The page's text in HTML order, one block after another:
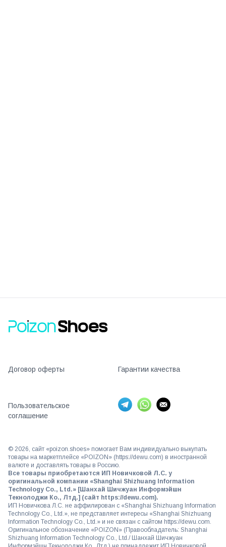
Договор оферты Гарантии качества
Пользовательское
соглашение
© 2026, сайт «poizon.shoes» помогает Вам индивидуально выкупать
товары на маркетплейсе «POIZON» (https://dewu.com) в иностранной
валюте и доставлять товары в Россию.
Все товары приобретаются ИП Новичковой Л.С. у
оригинальной компании «Shanghai Shizhuang Information
Technology Co., Ltd.» [Шанхай Шичжуан Информэйшн
Текнолоджи Ко., Лтд.] (сайт https://dewu.com).
ИП Новичкова Л.С. не аффилирован с «Shanghai Shizhuang Information
Technology Co., Ltd.», не представляет интересы «Shanghai Shizhuang
Information Technology Co., Ltd.» и не связан с сайтом https://dewu.com.
Оригинальное обозначение «POIZON» (Правообладатель: Shanghai
Shizhuang Information Technology Co., Ltd./ Шанхай Шичжуан